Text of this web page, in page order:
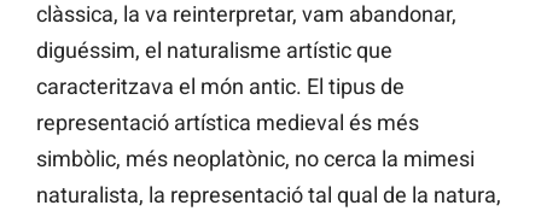
clàssica, la va reinterpretar, vam abandonar,
diguéssim, el naturalisme artístic que
caracteritzava el món antic. El tipus de
representació artística medieval és més
simbòlic, més neoplatònic, no cerca la mimesi
naturalista, la representació tal qual de la natura,